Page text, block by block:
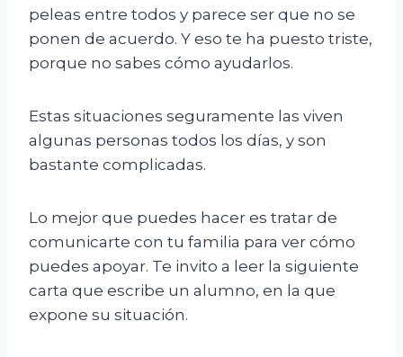
peleas entre todos y parece ser que no se
ponen de acuerdo. Y eso te ha puesto triste,
porque no sabes cómo ayudarlos.
Estas situaciones seguramente las viven
algunas personas todos los días, y son
bastante complicadas.
Lo mejor que puedes hacer es tratar de
comunicarte con tu familia para ver cómo
puedes apoyar. Te invito a leer la siguiente
carta que escribe un alumno, en la que
expone su situación.